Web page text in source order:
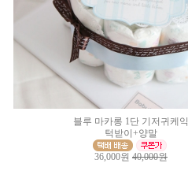
블루 마카롱 1단 기저귀케익
턱받이+양말
36,000원 40,000원